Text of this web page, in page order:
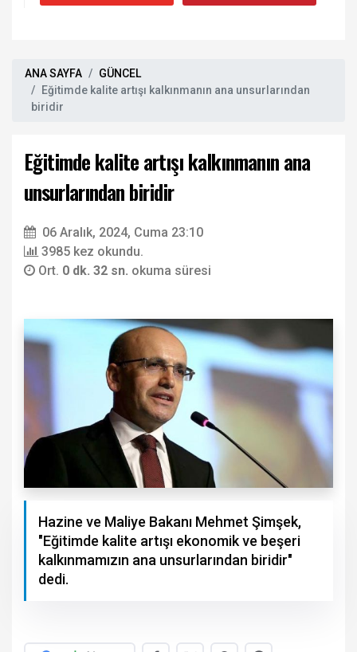
ANA SAYFA
GÜNCEL
Eğitimde kalite artışı kalkınmanın ana unsurlarından
biridir
Eğitimde kalite artışı kalkınmanın ana
unsurlarından biridir
06 Aralık, 2024, Cuma 23:10
3985 kez okundu.
Ort. 0 dk. 32 sn. okuma süresi
Hazine ve Maliye Bakanı Mehmet Şimşek,
"Eğitimde kalite artışı ekonomik ve beşeri
kalkınmamızın ana unsurlarından biridir"
dedi.